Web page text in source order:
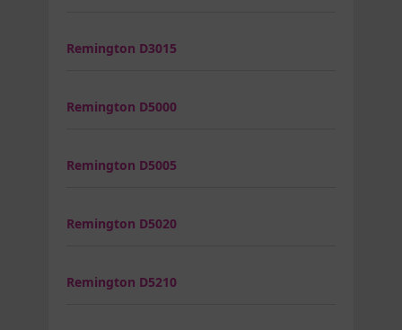
Remington D3015
Remington D5000
Remington D5005
Remington D5020
Remington D5210